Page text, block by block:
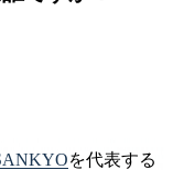
を代表する